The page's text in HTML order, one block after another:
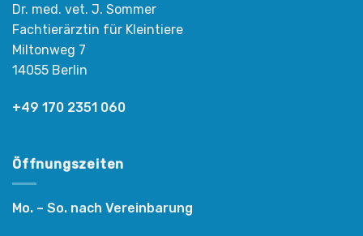
Dr. med. vet. J. Sommer
Fachtierärztin für Kleintiere
Miltonweg 7
14055 Berlin
+49 170 2351 060
Öffnungszeiten
Mo. – So. nach Vereinbarung